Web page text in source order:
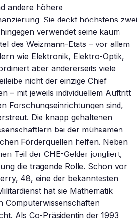
andere höhere
Sie deckt höchstens zwei
verwendet seine kaum
des Weizmann-Etats – vor allem
wie Elektronik, Elektro-Optik,
aber andererseits viele
nicht der einzige Chief
– mit jeweils individuellem Auftritt
Forschungseinrichtungen sind,
Die knapp gehaltenen
bei der mühsamen
Förderquellen helfen. Neben
Teil der CHE-Gelder jongliert,
die tragende Rolle. Schon vor
48, eine der bekanntesten
hat sie Mathematik
Computerwissenschaften
Als Co-Präsidentin der 1993